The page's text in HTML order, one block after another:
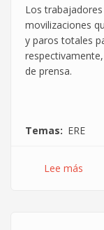
Los
movilizaciones
y paros totales
de prensa.
Temas ERE
Lee más